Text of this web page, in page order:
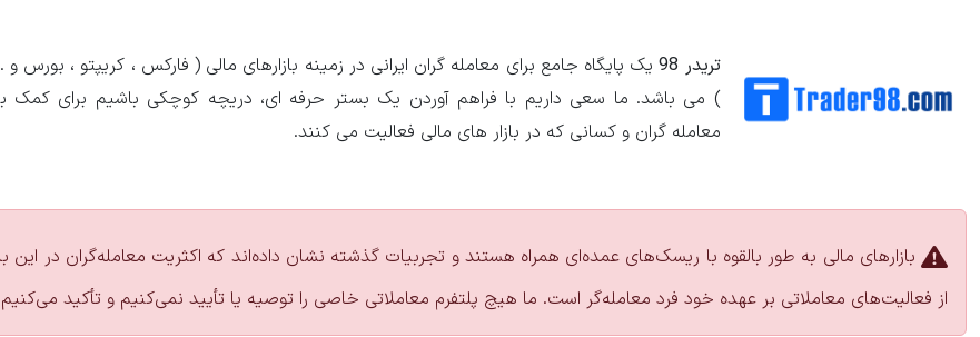
تریدر 98
یک پایگاه جامع برای معامله گران ایرانی در زمینه بازارهای مالی ( فارکس ، کریپتو ، بورس و
) می باشد. ما سعی داریم با فراهم آوردن یک بستر حرفه ای، دریچه کوچکی باشیم برای کمک
معامله گران و کسانی که در بازار های مالی فعالیت می کنند.
بازارهای مالی به طور بالقوه با ریسک‌های عمده‌ای همراه هستند و تجربیات گذشته نشان داده‌اند که اکثریت معامله‌گران در
از فعالیت‌های معاملاتی بر عهده خود فرد معامله‌گر است. ما هیچ پلتفرم معاملاتی خاصی را توصیه یا تأیید نمی‌کنیم و تأکید